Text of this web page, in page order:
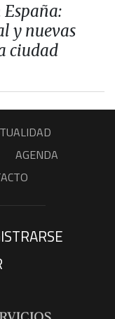
y nuevas
ciudad
AGENDA